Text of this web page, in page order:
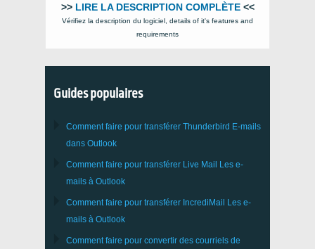
>> LIRE LA DESCRIPTION COMPLÈTE<<
Vérifiez la description du logiciel, details of it's features and
requirements
Guides populaires
Comment faire pour transférer Thunderbird E-mails
dans Outlook
Comment faire pour transférer Live Mail Les e-
mails à Outlook
Comment faire pour transférer IncrediMail Les e-
mails à Outlook
Comment faire pour convertir des courriels de